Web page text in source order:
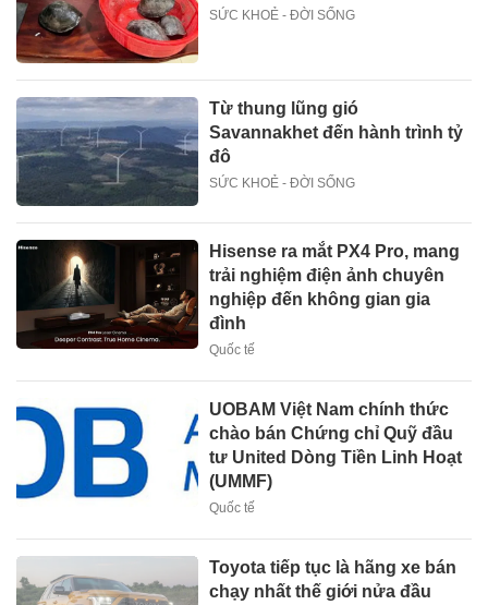
SỨC KHOẺ - ĐỜI SỐNG
Từ thung lũng gió
Savannakhet đến hành trình tỷ
đô
SỨC KHOẺ - ĐỜI SỐNG
Hisense ra mắt PX4 Pro, mang
trải nghiệm điện ảnh chuyên
nghiệp đến không gian gia
đình
Quốc tế
UOBAM Việt Nam chính thức
chào bán Chứng chỉ Quỹ đầu
tư United Dòng Tiền Linh Hoạt
(UMMF)
Quốc tế
Toyota tiếp tục là hãng xe bán
chạy nhất thế giới nửa đầu